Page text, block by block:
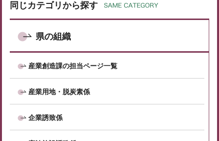
同じカテゴリから探す
県の組織
産業創造課の担当ページ一覧
産業用地・脱炭素係
企業誘致係